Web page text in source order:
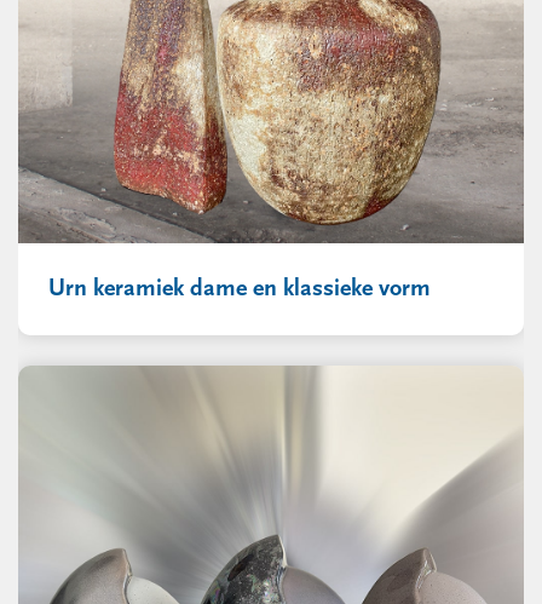
Urn keramiek dame en klassieke vorm